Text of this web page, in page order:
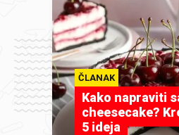
ČLANAK
Kako napraviti
cheesecake?
5 ideja